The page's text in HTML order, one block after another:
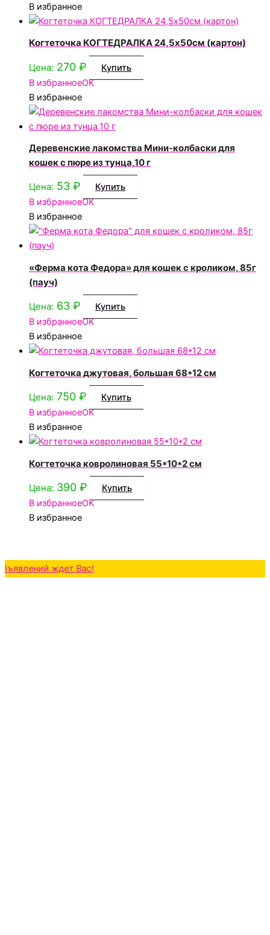
В избранное
Когтеточка КОГТЕДРАЛКА 24,5х50см (картон)
Цена: 270 ₽
Купить
В избранноеOK
В избранное
Деревенские лакомства Мини-колбаски для
кошек с пюре из тунца,10 г
Цена: 53 ₽
Купить
В избранноеOK
В избранное
«Ферма кота Федора» для кошек с кроликом, 85г
(пауч)
Цена: 63 ₽
Купить
В избранноеOK
В избранное
Когтеточка джутовая, большая 68*12 см
Цена: 750 ₽
Купить
В избранноеOK
В избранное
Когтеточка ковролиновая 55*10*2 см
Цена: 390 ₽
Купить
В избранноеOK
В избранное
ждет Вас!